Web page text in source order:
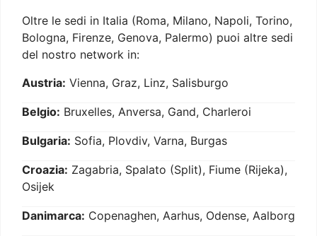
Oltre le sedi in Italia (Roma, Milano, Napoli, Torino,
Bologna, Firenze, Genova, Palermo) puoi altre sedi
del nostro network in:
Austria: Vienna, Graz, Linz, Salisburgo
Belgio: Bruxelles, Anversa, Gand, Charleroi
Bulgaria: Sofia, Plovdiv, Varna, Burgas
Croazia: Zagabria, Spalato (Split), Fiume (Rijeka),
Osijek
Danimarca: Copenaghen, Aarhus, Odense, Aalborg